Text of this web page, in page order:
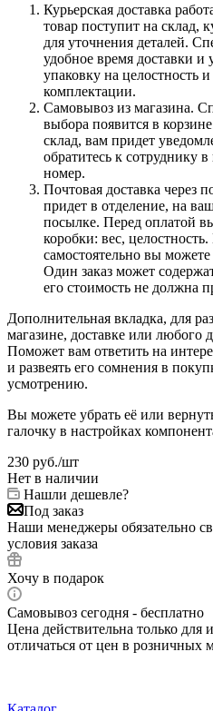
Курьерская доставка
товар поступит на склад,
для уточнения деталей.
удобное время доставки и
упаковку на целостность
комплектации.
Самовывоз из магазина.
выбора появится в
склад, вам придет
обратитесь к сотруднику
номер.
Почтовая доставка через
придет в отделение, на
посылке. Перед оплатой
коробки: вес,
самостоятельно вы можете
Один заказ может
его стоимость не должна
Дополнительная вкладка, для
магазине, доставке или любого
Поможет вам ответить на
и развеять его сомнения в
усмотрению.
Вы можете убрать её или
галочку в настройках
230 руб./шт
Нет в наличии
Нашли дешевле?
Под заказ
Наши менеджеры обязательно
условия заказа
Хочу в подарок
Самовывоз сегодня - бесплатно
Цена действительна только для
отличаться от цен в розничных